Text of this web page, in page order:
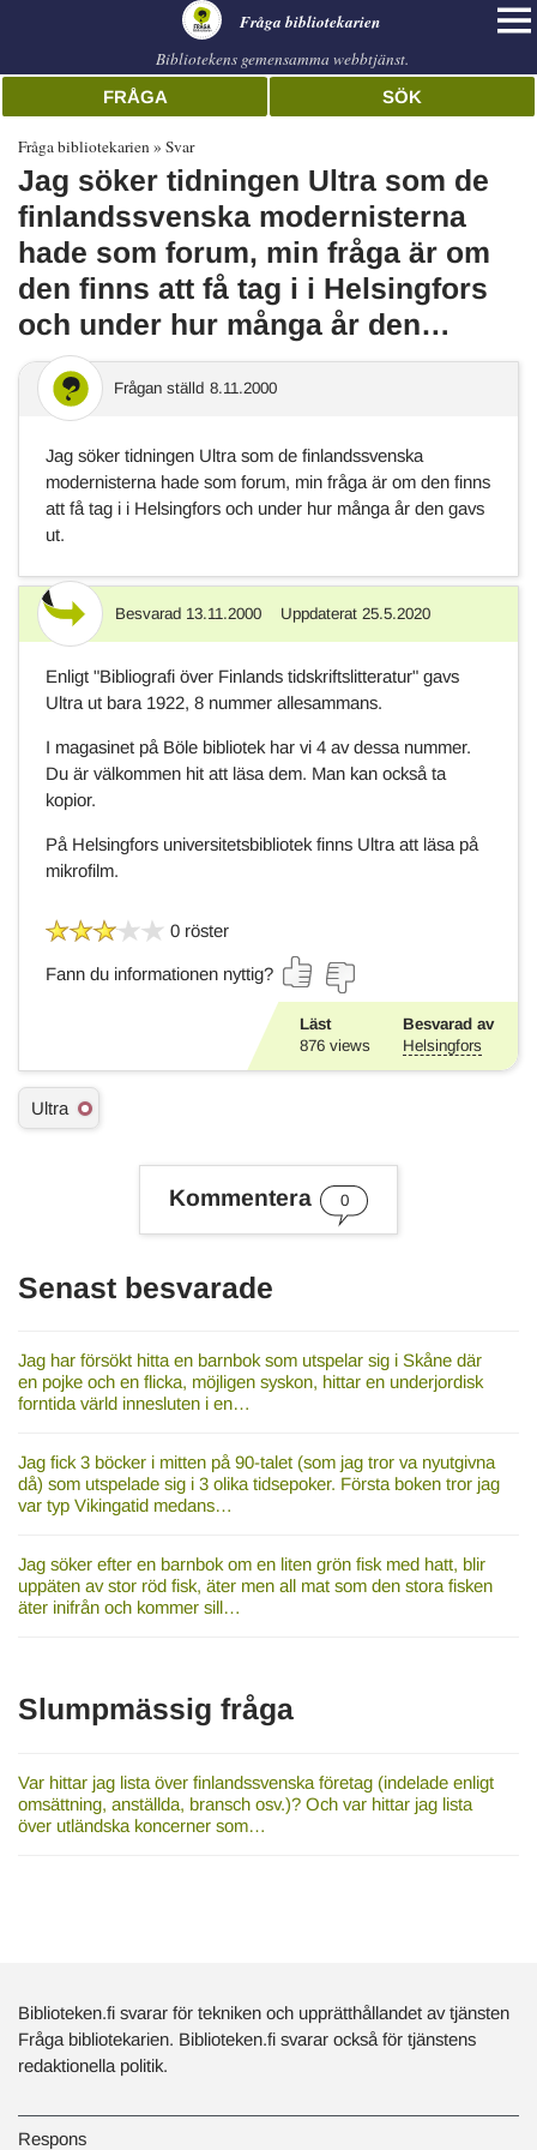
Fråga bibliotekarien
Bibliotekens gemensamma webbtjänst.
FRÅGA SÖK
Fråga bibliotekarien Svar
Jag söker tidningen Ultra som de
finlandssvenska modernisterna
hade som forum, min fråga är om
den finns att få tag i i Helsingfors
och under hur många år den…
Frågan ställd 8.11.2000
Jag söker tidningen Ultra som de finlandssvenska
modernisterna hade som forum, min fråga är om den finns
att få tag i i Helsingfors och under hur många år den gavs
ut.
Svar Besvarad 13.11.2000 Uppdaterat 25.5.2020
Enligt "Bibliografi över Finlands tidskriftslitteratur" gavs
Ultra ut bara 1922, 8 nummer allesammans.
I magasinet på Böle bibliotek har vi 4 av dessa nummer.
Du är välkommen hit att läsa dem. Man kan också ta
kopior.
På Helsingfors universitetsbibliotek finns Ultra att läsa på
mikrofilm.
0 röster
Fann du informationen nyttig?
Läst
876 views
Besvarad av
Helsingfors
Ä
m
Ultra
Kommentera 0
Senast besvarade
Jag har försökt hitta en barnbok som utspelar sig i Skåne där
en pojke och en flicka, möjligen syskon, hittar en underjordisk
forntida värld innesluten i en…
Jag fick 3 böcker i mitten på 90-talet (som jag tror va nyutgivna
då) som utspelade sig i 3 olika tidsepoker. Första boken tror jag
var typ Vikingatid medans…
Jag söker efter en barnbok om en liten grön fisk med hatt, blir
uppäten av stor röd fisk, äter men all mat som den stora fisken
äter inifrån och kommer sill…
Slumpmässig fråga
Var hittar jag lista över finlandssvenska företag (indelade enligt
omsättning, anställda, bransch osv.)? Och var hittar jag lista
över utländska koncerner som…
Biblioteken.fi svarar för tekniken och upprätthållandet av tjänsten
Fråga bibliotekarien. Biblioteken.fi svarar också för tjänstens
redaktionella politik.
Respons